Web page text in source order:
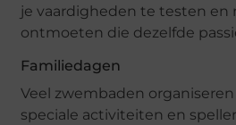
je vaardigheden te testen en
ontmoeten die dezelfde
Familiedagen
Veel zwembaden
speciale activiteiten en